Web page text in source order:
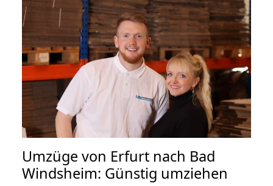
Umzüge von Erfurt nach Bad
Windsheim: Günstig umziehen